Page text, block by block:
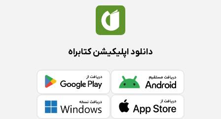
دانلود اپلیکیشن کتابراه